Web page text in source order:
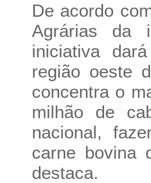
De acordo
Agrárias da
iniciativa
região oeste
concentra o
milhão de
nacional,
carne bovina
destaca.